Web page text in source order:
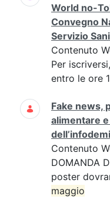
World no-
Convegno
Servizio
Contenuto
Per
entro le ore
Fake news,
alimentare
Contenuto
DOMANDA
poster
maggio